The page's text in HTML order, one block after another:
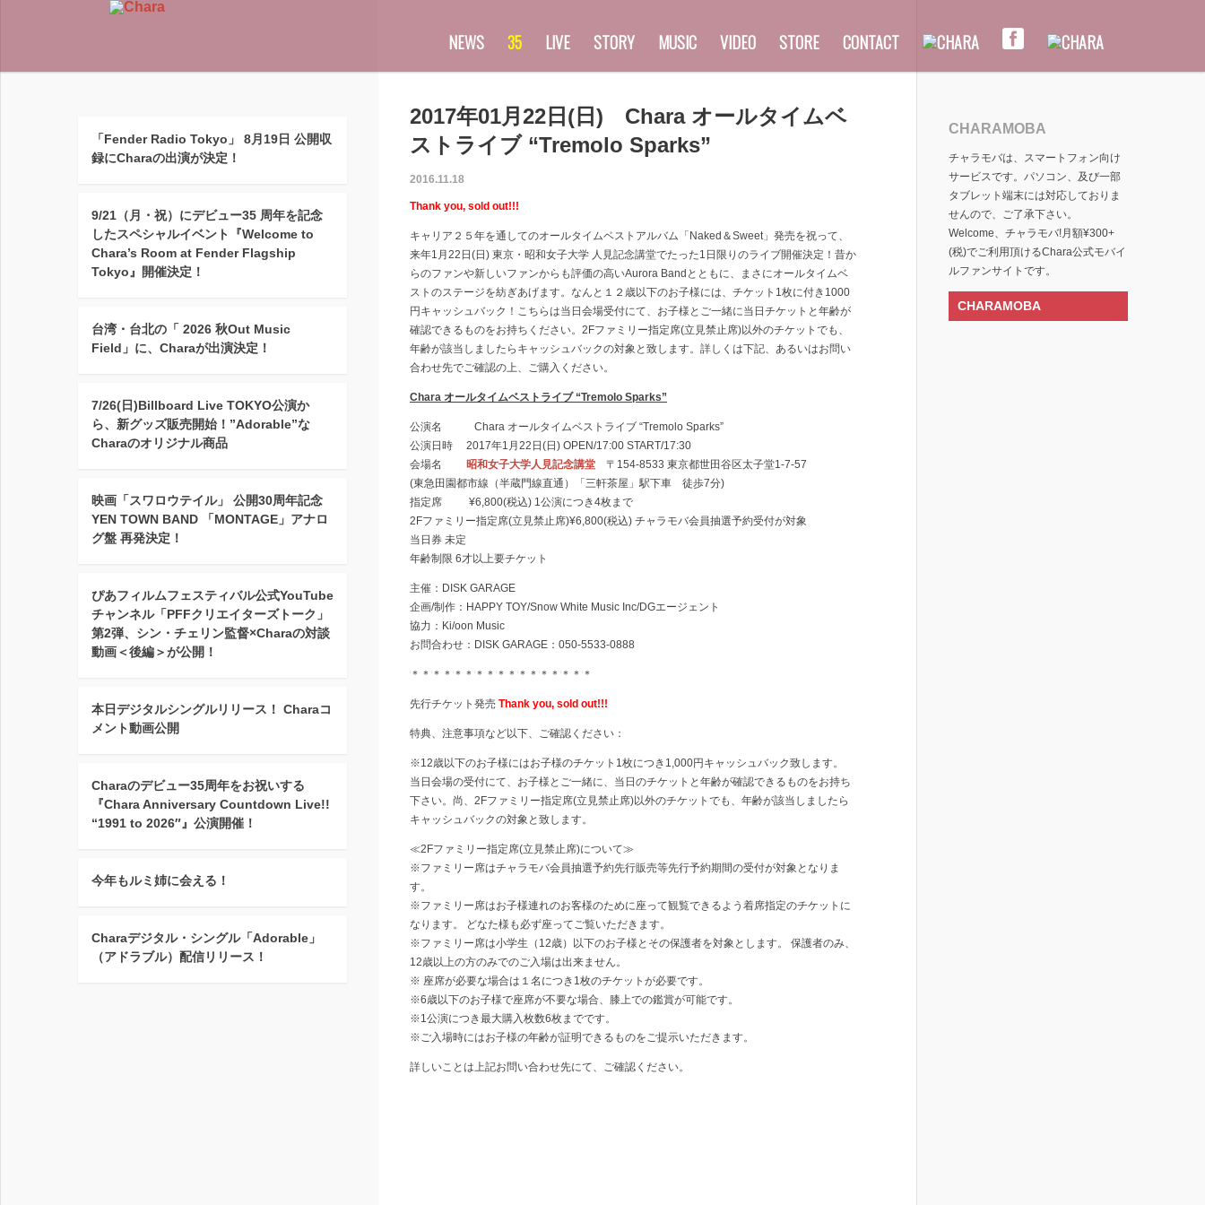
NEWS 35 LIVE STORY MUSIC VIDEO STORE CONTACT
2017年01月22日(日) Chara オールタイムベ
ストライブ “Tremolo Sparks”
2016.11.18
Thank you, sold out!!!
キャリア２５年を通してのオールタイムベストアルバム「Naked＆Sweet」発売を祝って、
来年1月22日(日) 東京・昭和女子大学 人見記念講堂でたった1日限りのライブ開催決定！昔か
らのファンや新しいファンからも評価の高いAurora Bandとともに、まさにオールタイムベ
ストのステージを紡ぎあげます。なんと１２歳以下のお子様には、チケット1枚に付き1000
円キャッシュバック！こちらは当日会場受付にて、お子様とご一緒に当日チケットと年齢が
確認できるものをお持ちください。2Fファミリー指定席(立見禁止席)以外のチケットでも、
年齢が該当しましたらキャッシュバックの対象と致します。詳しくは下記、あるいはお問い
合わせ先でご確認の上、ご購入ください。
Chara オールタイムベストライブ “Tremolo Sparks”
公演名 Chara オールタイムベストライブ “Tremolo Sparks”
公演日時 2017年1月22日(日) OPEN/17:00 START/17:30
会場名 昭和女子大学人見記念講堂 〒154-8533 東京都世田谷区太子堂1-7-57
(東急田園都市線（半蔵門線直通）「三軒茶屋」駅下車 徒歩7分)
指定席 ¥6,800(税込) 1公演につき4枚まで
2Fファミリー指定席(立見禁止席)¥6,800(税込) チャラモバ会員抽選予約受付が対象
当日券 未定
年齢制限 6才以上要チケット
主催：DISK GARAGE
企画/制作：HAPPY TOY/Snow White Music Inc/DGエージェント
協力：Ki/oon Music
お問合わせ：DISK GARAGE：050-5533-0888
＊＊＊＊＊＊＊＊＊＊＊＊＊＊＊＊＊
先行チケット発売 Thank you, sold out!!!
特典、注意事項など以下、ご確認ください：
※12歳以下のお子様にはお子様のチケット1枚につき1,000円キャッシュバック致します。
当日会場の受付にて、お子様とご一緒に、当日のチケットと年齢が確認できるものをお持ち
下さい。尚、2Fファミリー指定席(立見禁止席)以外のチケットでも、年齢が該当しましたら
キャッシュバックの対象と致します。
≪2Fファミリー指定席(立見禁止席)について≫
※ファミリー席はチャラモバ会員抽選予約先行販売等先行予約期間の受付が対象となりま
す。
※ファミリー席はお子様連れのお客様のために座って観覧できるよう着席指定のチケットに
なります。 どなた様も必ず座ってご覧いただきます。
※ファミリー席は小学生（12歳）以下のお子様とその保護者を対象とします。 保護者のみ、
12歳以上の方のみでのご入場は出来ません。
※ 座席が必要な場合は１名につき1枚のチケットが必要です。
※6歳以下のお子様で座席が不要な場合、膝上での鑑賞が可能です。
※1公演につき最大購入枚数6枚までです。
※ご入場時にはお子様の年齢が証明できるものをご提示いただきます。
詳しいことは上記お問い合わせ先にて、ご確認ください。
「Fender Radio Tokyo」 8月19日 公開収
録にCharaの出演が決定！
9/21（月・祝）にデビュー35 周年を記念
したスペシャルイベント『Welcome to
Chara’s Room at Fender Flagship
Tokyo』開催決定！
台湾・台北の「 2026 秋Out Music
Field」に、Charaが出演決定！
7/26(日)Billboard Live TOKYO公演か
ら、新グッズ販売開始！”Adorable”な
Charaのオリジナル商品
映画「スワロウテイル」 公開30周年記念
YEN TOWN BAND 「MONTAGE」アナロ
グ盤 再発決定！
ぴあフィルムフェスティバル公式YouTube
チャンネル「PFFクリエイターズトーク」
第2弾、シン・チェリン監督×Charaの対談
動画＜後編＞が公開！
本日デジタルシングルリリース！ Charaコ
メント動画公開
Charaのデビュー35周年をお祝いする
『Chara Anniversary Countdown Live!!
“1991 to 2026″』公演開催！
今年もルミ姉に会える！
Charaデジタル・シングル「Adorable」
（アドラブル）配信リリース！
CHARAMOBA
チャラモバは、スマートフォン向け
サービスです。パソコン、及び一部
タブレット端末には対応しておりま
せんので、ご了承下さい。
Welcome、チャラモバ!月額¥300+
(税)でご利用頂けるChara公式モバイ
ルファンサイトです。
CHARAMOBA